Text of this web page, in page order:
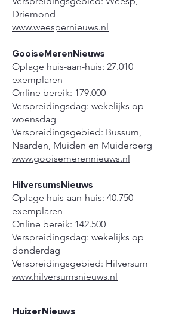
Driemond
www.weespernieuws.nl
GooiseMerenNieuws
Oplage huis-aan-huis: 27.010
exemplaren
Online bereik: 179.000
Verspreidingsdag: wekelijks op
woensdag
Verspreidingsgebied: Bussum,
Naarden, Muiden en Muiderberg
www.gooisemerennieuws.nl
HilversumsNieuws
Oplage huis-aan-huis: 40.750
exemplaren
Online bereik: 142.500
Verspreidingsdag: wekelijks op
donderdag
Verspreidingsgebied: Hilversum
www.hilversumsnieuws.nl
HuizerNieuws